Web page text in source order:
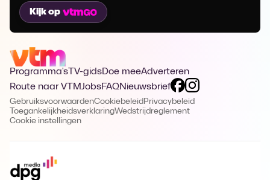
Kijk op
Programma's TV-gidsDoe meeAdverteren
Route naar VTMJobsFAQNieuwsbrief
GebruiksvoorwaardenCookiebeleid Privacybeleid
ToegankelijkheidsverklaringWedstrijdreglement
Cookie instellingen